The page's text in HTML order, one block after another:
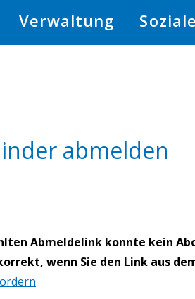
Verwaltung
abmelden
Abmeldelink konnte kein
wenn Sie den Link aus